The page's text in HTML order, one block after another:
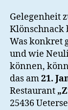
Gelegenheit
Klönschnack
Was konkret
und wie
können,
das am21.
Restaurant
25436